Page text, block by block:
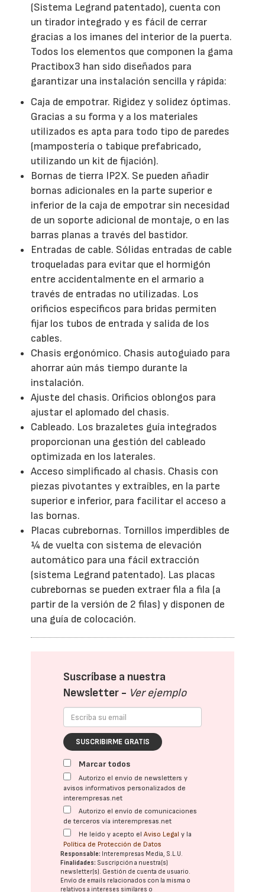
(Sistema Legrand patentado), cuenta con
un tirador integrado y es fácil de cerrar
gracias a los imanes del interior de la puerta.
Todos los elementos que componen la gama
Practibox3 han sido diseñados para
garantizar una instalación sencilla y rápida:
Caja de empotrar. Rigidez y solidez óptimas.
Gracias a su forma y a los materiales
utilizados es apta para todo tipo de paredes
(mampostería o tabique prefabricado,
utilizando un kit de fijación).
Bornas de tierra IP2X. Se pueden añadir
bornas adicionales en la parte superior e
inferior de la caja de empotrar sin necesidad
de un soporte adicional de montaje, o en las
barras planas a través del bastidor.
Entradas de cable. Sólidas entradas de cable
troqueladas para evitar que el hormigón
entre accidentalmente en el armario a
través de entradas no utilizadas. Los
orificios específicos para bridas permiten
fijar los tubos de entrada y salida de los
cables.
Chasis ergonómico. Chasis autoguiado para
ahorrar aún más tiempo durante la
instalación.
Ajuste del chasis. Orificios oblongos para
ajustar el aplomado del chasis.
Cableado. Los brazaletes guía integrados
proporcionan una gestión del cableado
optimizada en los laterales.
Acceso simplificado al chasis. Chasis con
piezas pivotantes y extraíbles, en la parte
superior e inferior, para facilitar el acceso a
las bornas.
Placas cubrebornas. Tornillos imperdibles de
¼ de vuelta con sistema de elevación
automático para una fácil extracción
(sistema Legrand patentado). Las placas
cubrebornas se pueden extraer fila a fila (a
partir de la versión de 2 filas) y disponen de
una guía de colocación.
Suscríbase a nuestra
Newsletter - Ver ejemplo
SUSCRIBIRME GRATIS
Marcar todos
Autorizo el envío de newsletters y
avisos informativos personalizados de
interempresas.net
Autorizo el envío de comunicaciones
de terceros vía interempresas.net
He leído y acepto elAviso Legal y la
Política de Protección de Datos
Responsable: Interempresas Media, S.L.U.
Finalidades: Suscripción a nuestra(s)
newsletter(s). Gestión de cuenta de usuario.
Envío de emails relacionados con la misma o
relativos a intereses similares o